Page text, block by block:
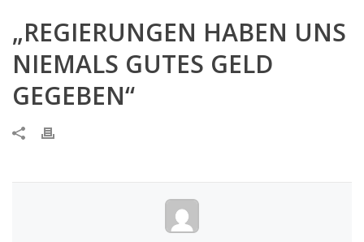
„REGIERUNGEN HABEN UNS
NIEMALS GUTES GELD
GEGEBEN“